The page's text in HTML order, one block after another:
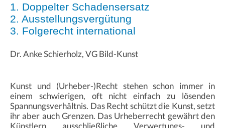
1. Doppelter Schadensersatz
2. Ausstellungsvergütung
3. Folgerecht international
Dr. Anke Schierholz, VG Bild-Kunst
Kunst und (Urheber-)Recht stehen schon immer in
einem schwierigen, oft nicht einfach zu lösenden
Spannungsverhältnis. Das Recht schützt die Kunst, setzt
ihr aber auch Grenzen. Das Urheberrecht gewährt den
Künstlern ausschließliche Verwertungs- und